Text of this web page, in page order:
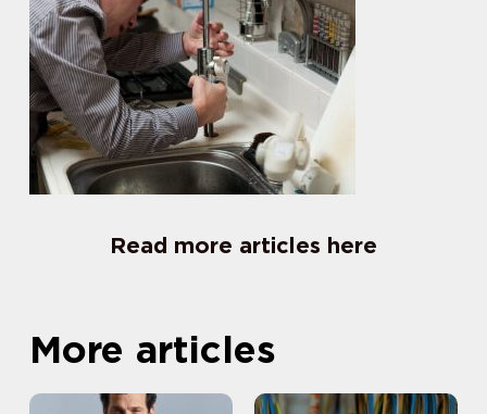
Read more articles here
More articles